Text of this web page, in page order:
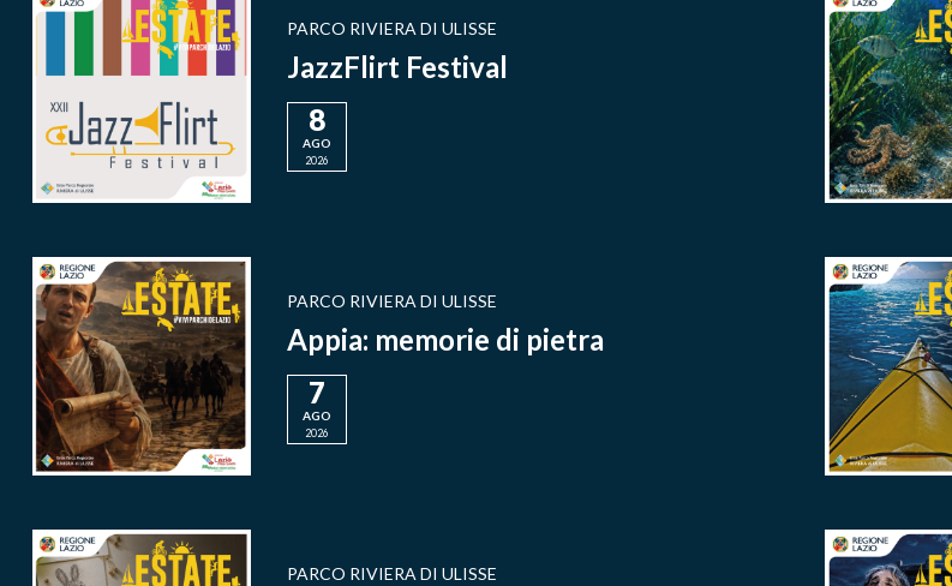
PARCO RIVIERA DI ULISSE
JazzFlirt Festival
8
AGO
2026
PARCO RIVIERA DI ULISSE
Appia: memorie di pietra
7
AGO
2026
PARCO RIVIERA DI ULISSE